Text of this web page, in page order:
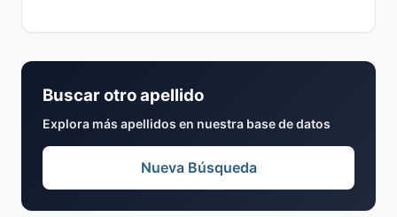
Buscar otro apellido
Explora más apellidos en nuestra base de datos
Nueva Búsqueda